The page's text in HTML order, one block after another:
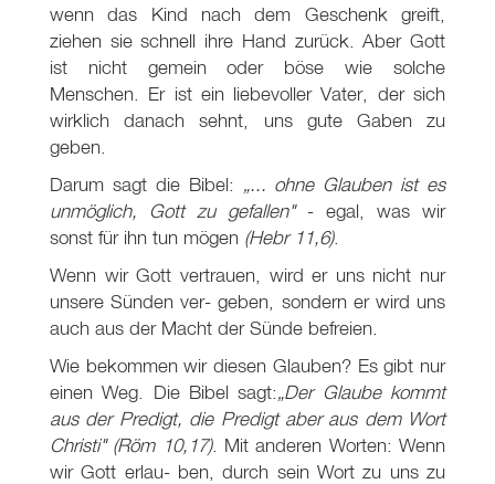
wenn das Kind nach dem Geschenk greift,
ziehen sie schnell ihre Hand zurück. Aber Gott
ist nicht gemein oder böse wie solche
Menschen. Er ist ein liebevoller Vater, der sich
wirklich danach sehnt, uns gute Gaben zu
geben.
Darum sagt die Bibel: „... ohne Glauben ist es
unmöglich, Gott zu gefallen" - egal, was wir
sonst für ihn tun mögen (Hebr 11,6).
Wenn wir Gott vertrauen, wird er uns nicht nur
unsere Sünden ver- geben, sondern er wird uns
auch aus der Macht der Sünde befreien.
Wie bekommen wir diesen Glauben? Es gibt nur
einen Weg. Die Bibel sagt:„Der Glaube kommt
aus der Predigt, die Predigt aber aus dem Wort
Christi" (Röm 10,17). Mit anderen Worten: Wenn
wir Gott erlau- ben, durch sein Wort zu uns zu